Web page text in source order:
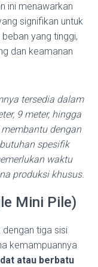
ini menawarkan
signifikan untuk
yang tinggi,
dan keamanan
tersedia dalam
9 meter, hingga
dengan
spesifik
waktu
produksi khusus.
Mini Pile)
dengan tiga sisi
kemampuannya
atau berbatu